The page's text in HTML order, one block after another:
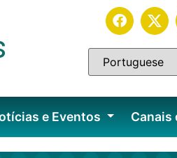
e Eventos Canais